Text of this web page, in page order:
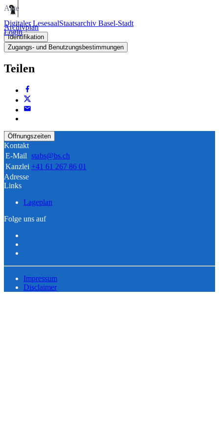
Digitaler LesesaalStaatsarchiv Basel-Stadt
Login
Akte
Archivplan
Identifikation
Zugangs- und Benutzungsbestimmungen
Teilen
Öffnungszeiten
Kontakt
E-Mail stabs@bs.ch
Kanzlei +41 61 267 86 01
Adresse
Links
Lageplan
Folge uns auf
Impressum
Disclaimer